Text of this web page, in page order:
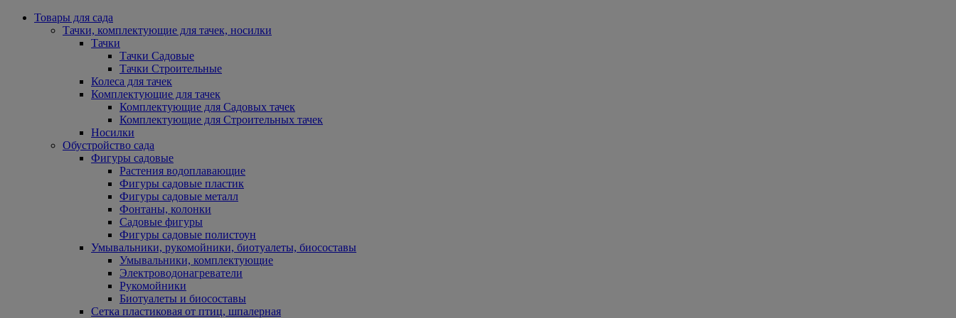
Товары для сада
Тачки, комплектующие для тачек, носилки
Тачки
Тачки Садовые
Тачки Строительные
Колеса для тачек
Комплектующие для тачек
Комплектующие для Садовых тачек
Комплектующие для Строительных тачек
Носилки
Обустройство сада
Фигуры садовые
Растения водоплавающие
Фигуры садовые пластик
Фигуры садовые металл
Фонтаны, колонки
Садовые фигуры
Фигуры садовые полистоун
Умывальники, рукомойники, биотуалеты, биосоставы
Умывальники, комплектующие
Электроводонагреватели
Рукомойники
Биотуалеты и биосоставы
Сетка пластиковая от птиц, шпалерная